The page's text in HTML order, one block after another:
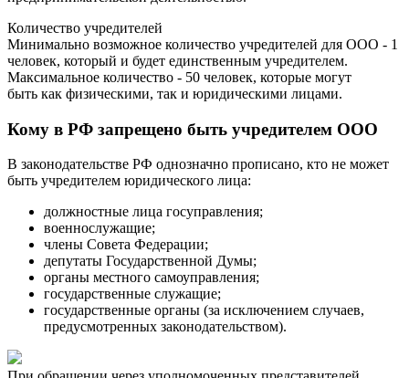
Количество учредителей
Минимально возможное количество учредителей для ООО - 1
человек, который и будет единственным учредителем.
Максимальное количество - 50 человек, которые могут
быть как физическими, так и юридическими лицами.
Кому в РФ запрещено быть учредителем ООО
В законодательстве РФ однозначно прописано, кто не может
быть учредителем юридического лица:
должностные лица госуправления;
военнослужащие;
члены Совета Федерации;
депутаты Государственной Думы;
органы местного самоуправления;
государственные служащие;
государственные органы (за исключением случаев,
предусмотренных законодательством).